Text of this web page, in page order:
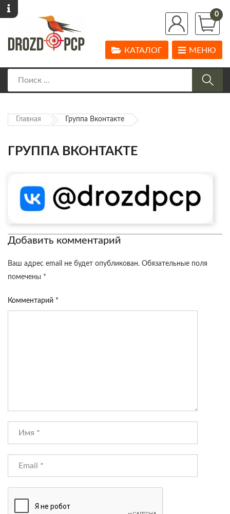
0
МЕНЮ
КАТАЛОГ
Главная Группа Вконтакте
ГРУППА ВКОНТАКТЕ
Добавить комментарий
Ваш адрес email не будет опубликован. Обязательные поля
помечены *
Комментарий *